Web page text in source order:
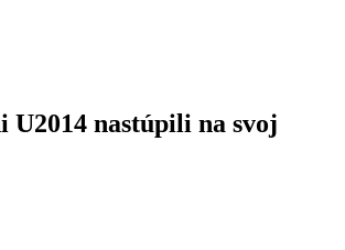
U2014 nastúpili na svoj